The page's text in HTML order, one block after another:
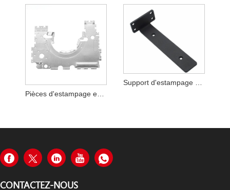
CONTACTEZ-NOUS